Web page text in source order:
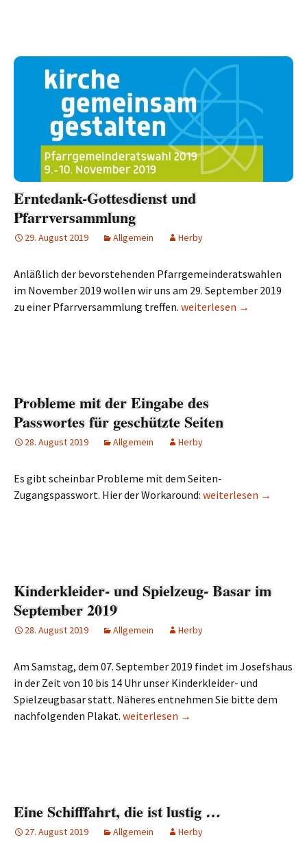
Erntedank-Gottesdienst und
Pfarrversammlung
29. August 2019 Allgemein Herby
Anläßlich der bevorstehenden Pfarrgemeinderatswahlen
im November 2019 wollen wir uns am 29. September 2019
zu einer Pfarrversammlung treffen. Erntedank-Gottesdienst
weiterlesen →
Probleme mit der Eingabe des
Passwortes für geschützte Seiten
28. August 2019 Allgemein Herby
Es gibt scheinbar Probleme mit dem Seiten-
Zugangspasswort. Hier der Workaround: Probleme mit der
weiterlesen →
Kinderkleider- und Spielzeug- Basar im
September 2019
28. August 2019 Allgemein Herby
Am Samstag, dem 07. September 2019 findet im Josefshaus
in der Zeit von 10 bis 14 Uhr unser Kinderkleider- und
Spielzeugbasar statt. Näheres entnehmen Sie bitte dem
nachfolgenden Plakat. Kinderkleider- und Spielzeug- Basar
weiterlesen →
Eine Schifffahrt, die ist lustig …
27. August 2019 Allgemein Herby